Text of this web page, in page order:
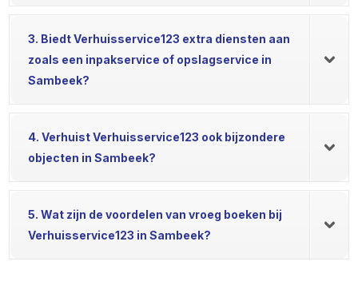
3. Biedt Verhuisservice123 extra diensten aan
zoals een inpakservice of opslagservice in
Sambeek?
4. Verhuist Verhuisservice123 ook bijzondere
objecten in Sambeek?
5. Wat zijn de voordelen van vroeg boeken bij
Verhuisservice123 in Sambeek?